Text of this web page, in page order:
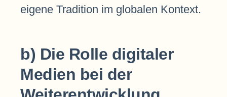
eigene Tradition im globalen Kontext.
b) Die Rolle digitaler
Medien bei der